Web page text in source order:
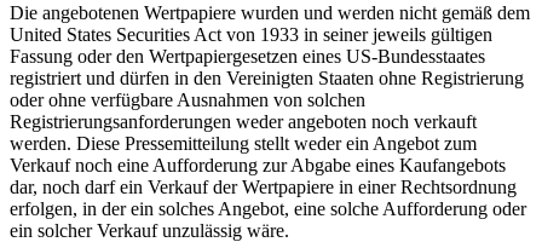
Die angebotenen Wertpapiere wurden und werden nicht gemäß dem
United States Securities Act von 1933 in seiner jeweils gültigen
Fassung oder den Wertpapiergesetzen eines US-Bundesstaates
registriert und dürfen in den Vereinigten Staaten ohne Registrierung
oder ohne verfügbare Ausnahmen von solchen
Registrierungsanforderungen weder angeboten noch verkauft
werden. Diese Pressemitteilung stellt weder ein Angebot zum
Verkauf noch eine Aufforderung zur Abgabe eines Kaufangebots
dar, noch darf ein Verkauf der Wertpapiere in einer Rechtsordnung
erfolgen, in der ein solches Angebot, eine solche Aufforderung oder
ein solcher Verkauf unzulässig wäre.